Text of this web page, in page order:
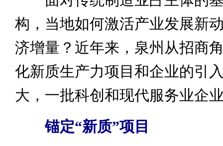
构，当地如何激活产业发展新
济增量？近年来，泉州从招商
化新质生产力项目和企业的引
大，一批科创和现代服务业企
锚定“新质”项目